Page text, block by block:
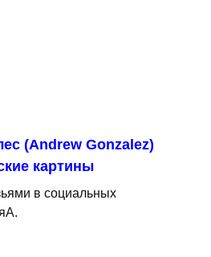
(Andrew Gonzalez)
картины
в социальных